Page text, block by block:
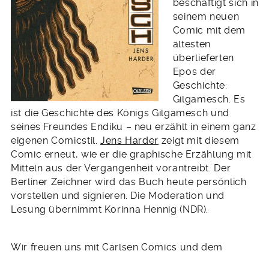
beschäftigt sich in
seinem neuen
Comic mit dem
ältesten
überlieferten
Epos der
Geschichte:
Gilgamesch. Es
ist die Geschichte des Königs Gilgamesch und
seines Freundes Endiku – neu erzählt in einem ganz
eigenen Comicstil.Jens Harder zeigt mit diesem
Comic erneut, wie er die graphische Erzählung mit
Mitteln aus der Vergangenheit vorantreibt. Der
Berliner Zeichner wird das Buch heute persönlich
vorstellen und signieren. Die Moderation und
Lesung übernimmt Korinna Hennig (NDR).
Wir freuen uns mit Carlsen Comics und dem